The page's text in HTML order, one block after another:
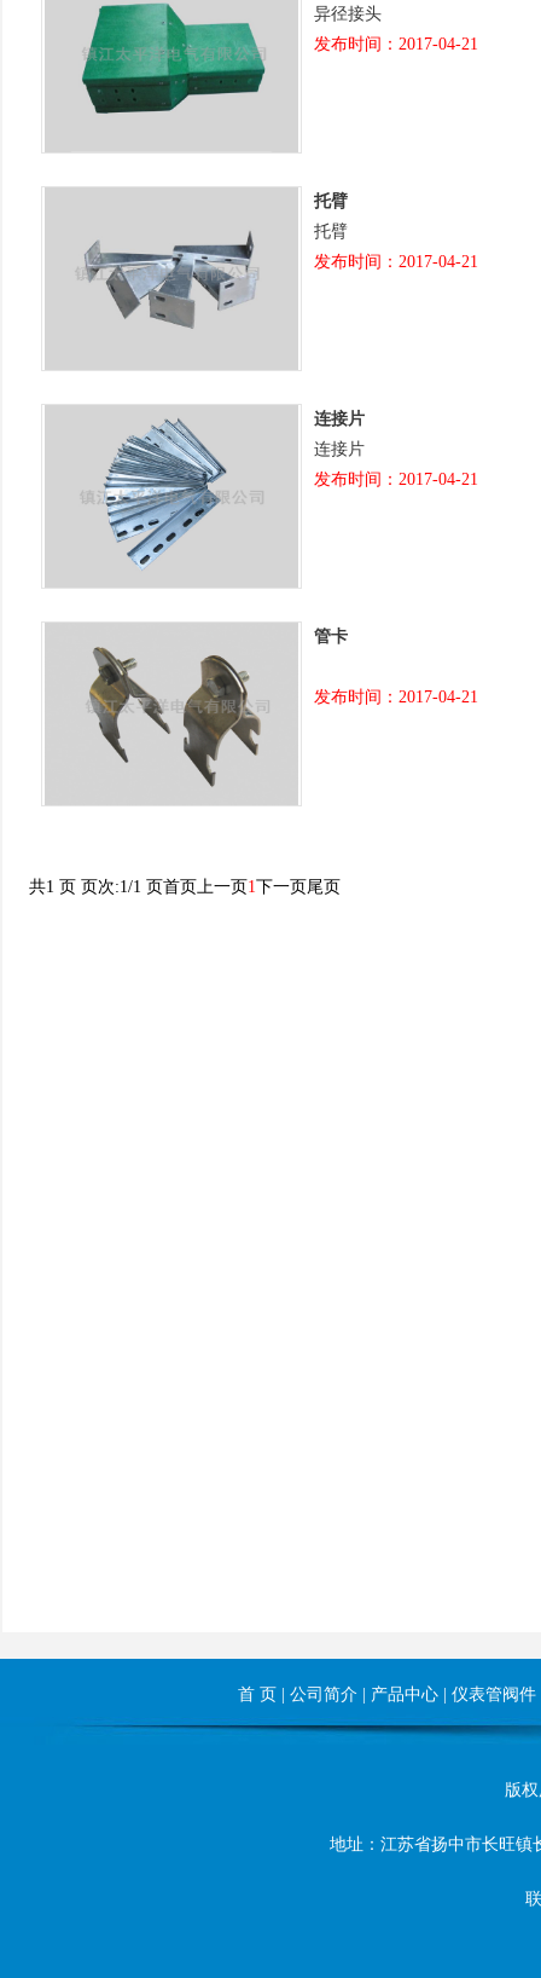
异径接头
发布时间：2017-04-21
托臂
托臂
发布时间：2017-04-21
连接片
连接片
发布时间：2017-04-21
管卡
发布时间：2017-04-21
共1 页 页次:1/1 页首页上一页1下一页尾页
首 页 公司简介| 产品中心| 仪表管阀件
版
地址：江苏省扬中市长旺镇